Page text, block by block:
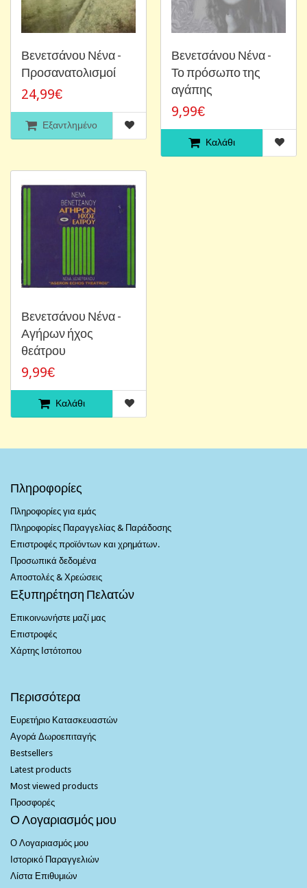
Βενετσάνου Νένα -
Προσανατολισμοί
24,99€
Εξαντλημένο
Βενετσάνου Νένα -
Το πρόσωπο της
αγάπης
9,99€
Καλάθι
Βενετσάνου Νένα -
Αγήρων ήχος
θεάτρου
9,99€
Καλάθι
Πληροφορίες
Πληροφορίες για εμάς
Πληροφορίες Παραγγελίας & Παράδοσης
Επιστροφές προϊόντων και χρημάτων.
Προσωπικά δεδομένα
Αποστολές & Χρεώσεις
Εξυπηρέτηση Πελατών
Επικοινωνήστε μαζί μας
Επιστροφές
Χάρτης Ιστότοπου
Περισσότερα
Ευρετήριο Κατασκευαστών
Αγορά Δωροεπιταγής
Bestsellers
Latest products
Most viewed products
Προσφορές
Ο Λογαριασμός μου
Ο Λογαριασμός μου
Ιστορικό Παραγγελιών
Λίστα Επιθυμιών